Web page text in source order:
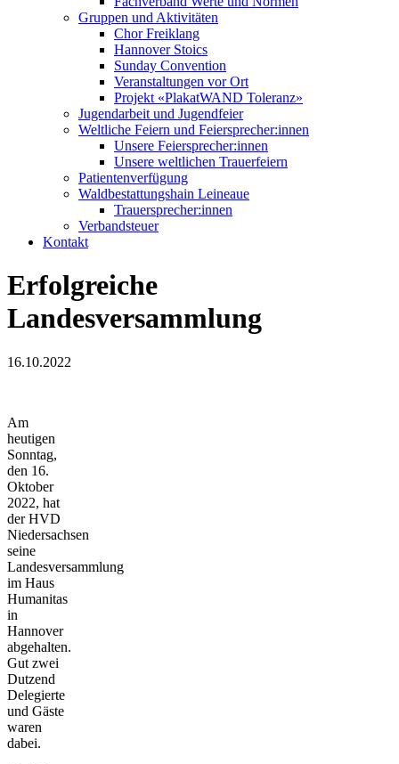
Gruppen und Aktivitäten
Chor Freiklang
Hannover Stoics
Sunday Convention
Veranstaltungen vor Ort
Projekt «PlakatWAND Toleranz»
Jugendarbeit und Jugendfeier
Weltliche Feiern und Feiersprecher:innen
Unsere Feiersprecher:innen
Unsere weltlichen Trauerfeiern
Patientenverfügung
Waldbestattungshain Leineaue
Trauersprecher:innen
Verbandsteuer
Kontakt
Erfolgreiche
Landesversammlung
16.10.2022
Am
heutigen
Sonntag,
den 16.
Oktober
2022, hat
der HVD
Niedersachsen
seine
Landesversammlung
im Haus
Humanitas
in
Hannover
abgehalten.
Gut zwei
Dutzend
Delegierte
und Gäste
waren
dabei.